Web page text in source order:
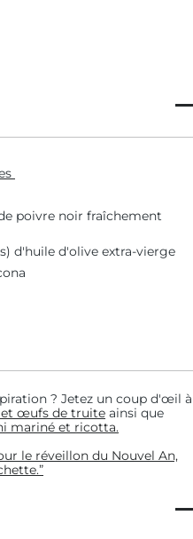
? Jetez un coup d'œil à
et œufs de truite ainsi que
mariné et ricotta.
le réveillon du Nouvel An,
poivre noir fraîchement
d'huile d'olive extra-vierge